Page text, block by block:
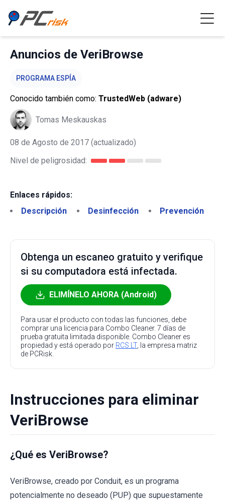
Anuncios de VeriBrowse
PROGRAMA ESPÍA
Conocido también como: TrustedWeb (adware)
Tomas Meskauskas
08 de Agosto de 2017 (actualizado)
Nivel de peligrosidad:
Enlaces rápidos:
Descripción
Desinfección Prevención
Obtenga un escaneo gratuito y verifique
si su computadora está infectada.
ELIMÍNELO AHORA (Android)
Para usar el producto con todas las funciones, debe
comprar una licencia para Combo Cleaner. 7 días de
prueba gratuita limitada disponible. Combo Cleaner es
propiedad y está operado por RCS LT, la empresa matriz
de PCRisk.
Instrucciones para eliminar
VeriBrowse
¿Qué es VeriBrowse?
VeriBrowse, creado por Conduit, es un programa
potencialmente no deseado (PUP) que supuestamente